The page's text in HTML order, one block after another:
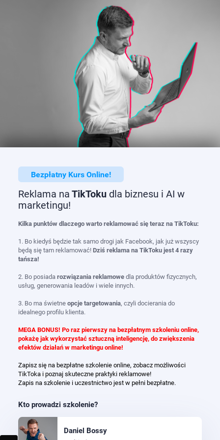
Bezpłatny Kurs Online!
Reklama na TikToku dla biznesu i AI w
marketingu!
Kilka punktów dlaczego warto reklamować się teraz na TikToku:
1. Bo kiedyś będzie tak samo drogi jak Facebook, jak już wszyscy
będą się tam reklamować!Dziś reklama na TikToku jest 4 razy
tańsza!
2. Bo posiadarozwiązania reklamowe dla produktów fizycznych,
usług, generowania leadów i wiele innych.
3. Bo ma świetneopcje targetowania, czyli docierania do
idealnego profilu klienta.
MEGA BONUS! Po raz pierwszy na bezpłatnym szkoleniu online,
pokażę jak wykorzystać sztuczną inteligencję, do zwiększenia
efektów działań w marketingu online!
Zapisz się na bezpłatne szkolenie online, zobacz możliwości
TikToka i poznaj skuteczne praktyki reklamowe!
​​​​​​​Zapis na szkolenie i uczestnictwo jest w pełni bezpłatne.
Kto prowadzi szkolenie?
Daniel Bossy